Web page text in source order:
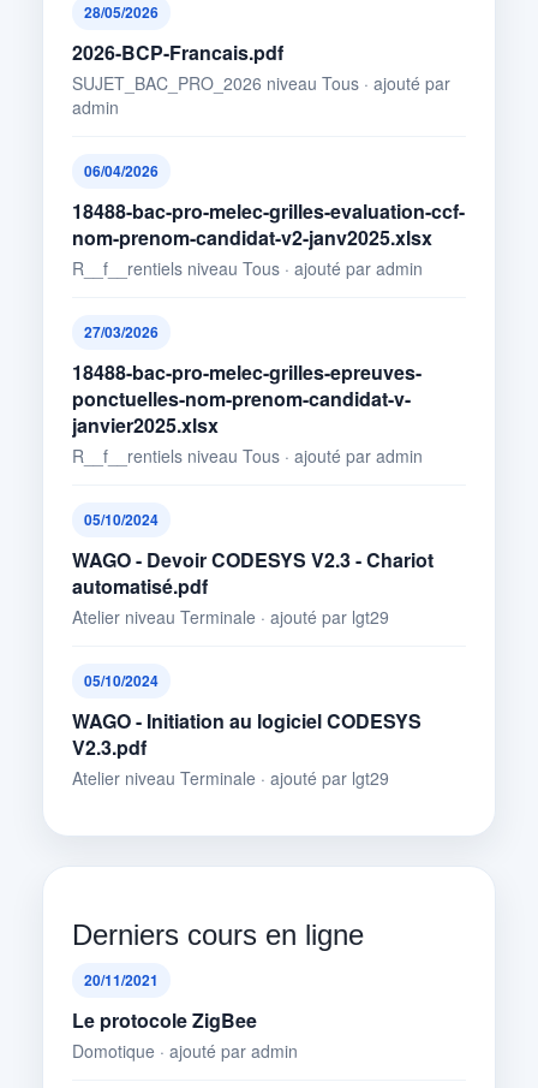
28/05/2026
2026-BCP-Francais.pdf
SUJET_BAC_PRO_2026 niveau Tous · ajouté par
admin
06/04/2026
18488-bac-pro-melec-grilles-evaluation-ccf-
nom-prenom-candidat-v2-janv2025.xlsx
R__f__rentiels niveau Tous · ajouté par admin
27/03/2026
18488-bac-pro-melec-grilles-epreuves-
ponctuelles-nom-prenom-candidat-v-
janvier2025.xlsx
R__f__rentiels niveau Tous · ajouté par admin
05/10/2024
WAGO - Devoir CODESYS V2.3 - Chariot
automatisé.pdf
Atelier niveau Terminale · ajouté par lgt29
05/10/2024
WAGO - Initiation au logiciel CODESYS
V2.3.pdf
Atelier niveau Terminale · ajouté par lgt29
Derniers cours en ligne
20/11/2021
Le protocole ZigBee
Domotique · ajouté par admin